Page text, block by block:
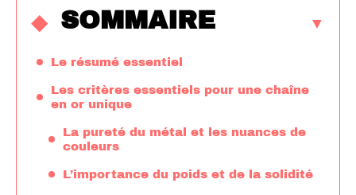
SOMMAIRE
Le résumé essentiel
Les critères essentiels pour une chaîne
en or unique
La pureté du métal et les nuances de
couleurs
L’importance du poids et de la solidité